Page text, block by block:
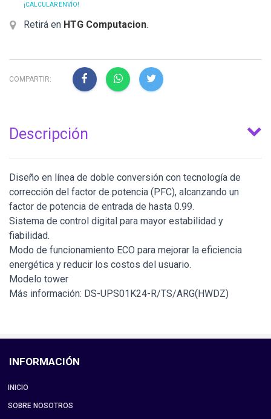
¡CALCULAR ENVÍO!
Retirá en HTG Computacion.
COMPARTIR:
Descripción
Diseño en línea de doble conversión con tecnología de
corrección del factor de potencia (PFC), alcanzando un
factor de potencia de entrada de hasta 0.99.
Sistema de control digital para mayor estabilidad y
fiabilidad.
Modo de funcionamiento ECO para mejorar la eficiencia
energética y reducir los costos del usuario.
Modelo tower
Más información: DS-UPS01K24-R/TS/ARG(HWDZ)
INFORMACIÓN
INICIO
SOBRE NOSOTROS